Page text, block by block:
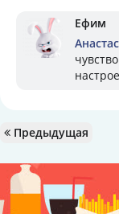
Ефим
Предыдущая